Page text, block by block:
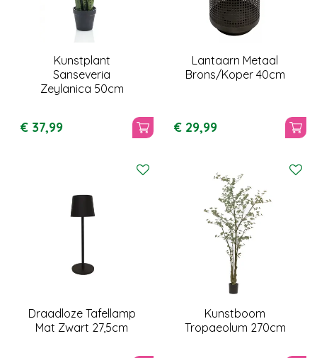
Kunstplant
Sanseveria
Zeylanica 50cm
€ 37,99
Lantaarn Metaal
Brons/Koper 40cm
€ 29,99
Draadloze Tafellamp
Mat Zwart 27,5cm
Kunstboom
Tropaeolum 270cm